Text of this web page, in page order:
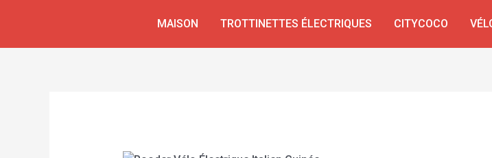
MAISON TROTTINETTES ÉLECTRIQUES CITYCOCO